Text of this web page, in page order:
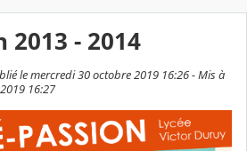
2013 - 2014
le mercredi 30 octobre 2019 16:26 - Mis à
16:27